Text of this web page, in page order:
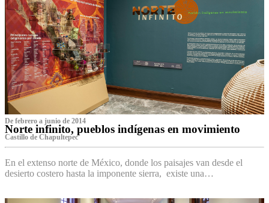
De febrero a junio de 2014
Norte infinito, pueblos indígenas en movimiento
Castillo de Chapultepec
En el extenso norte de México, donde los paisajes van desde el
desierto costero hasta la imponente sierra, existe una…